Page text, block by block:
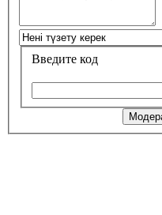
Введите код